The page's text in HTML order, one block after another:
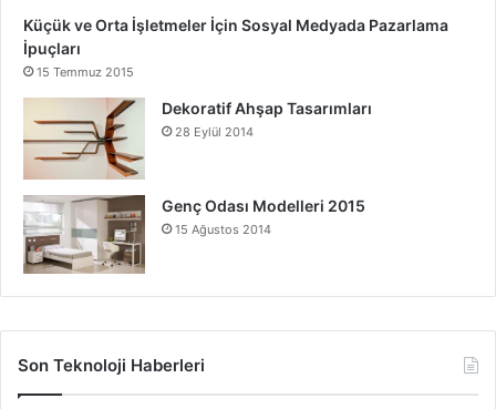
Küçük ve Orta İşletmeler İçin Sosyal Medyada Pazarlama
İpuçları
15 Temmuz 2015
Dekoratif Ahşap Tasarımları
28 Eylül 2014
Genç Odası Modelleri 2015
15 Ağustos 2014
Son Teknoloji Haberleri